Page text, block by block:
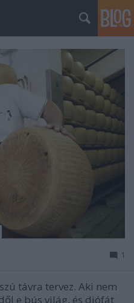
1
távra tervez. Aki nem
e bús világ, és diófát